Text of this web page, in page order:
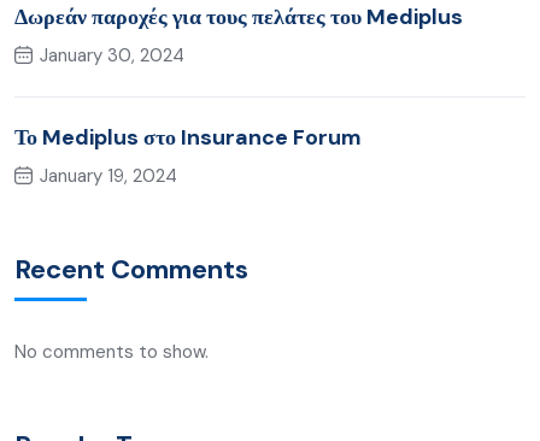
Δωρεάν παροχές για τους πελάτες του Mediplus
January 30, 2024
Το Mediplus στο Insurance Forum
January 19, 2024
Recent Comments
No comments to show.